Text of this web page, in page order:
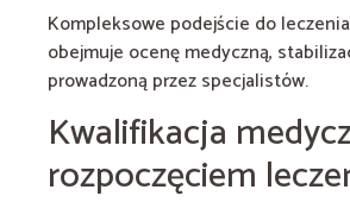
Kompleksowe podejście do
obejmuje ocenę medyczną,
prowadzoną przez specjalistów.
Kwalifikacja
rozpoczęciem